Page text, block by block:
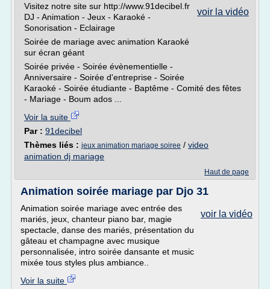
voir la vidéo
Visitez notre site sur http://www.91decibel.fr
DJ - Animation - Jeux - Karaoké -
Sonorisation - Eclairage
Soirée de mariage avec animation Karaoké
sur écran géant
Soirée privée - Soirée évènementielle -
Anniversaire - Soirée d'entreprise - Soirée
Karaoké - Soirée étudiante - Baptême - Comité des fêtes
- Mariage - Boum ados ...
Voir la suite
Par : 91decibel
Thèmes liés : jeux animation mariage soiree / video
animation dj mariage
Haut de page
Animation soirée mariage par Djo 31
voir la vidéo
Animation soirée mariage avec entrée des
mariés, jeux, chanteur piano bar, magie
spectacle, danse des mariés, présentation du
gâteau et champagne avec musique
personnalisée, intro soirée dansante et music
mixée tous styles plus ambiance..
Voir la suite